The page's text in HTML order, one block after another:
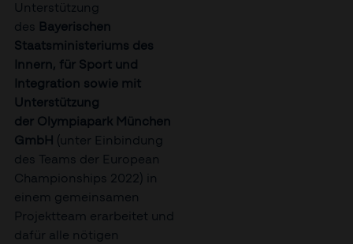
Unterstützung
des Bayerischen
Staatsministeriums des
Innern, für Sport und
Integration sowie mit
Unterstützung
der Olympiapark München
GmbH (unter Einbindung
des Teams der European
Championships 2022) in
einem gemeinsamen
Projektteam erarbeitet und
dafür alle nötigen